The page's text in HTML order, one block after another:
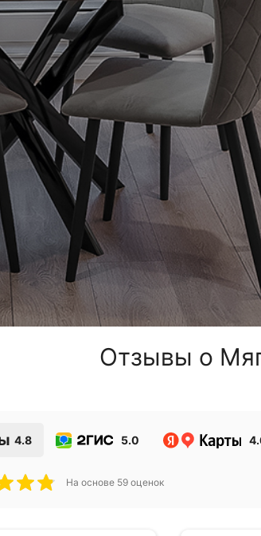
Отзывы о
4.8 5.0
На основе 59 оценок